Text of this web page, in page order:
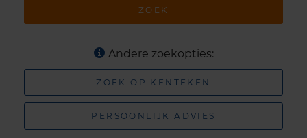
ZOEK
Andere zoekopties:
ZOEK OP KENTEKEN
PERSOONLIJK ADVIES